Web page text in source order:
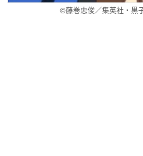
©藤巻忠俊／集英社・黒